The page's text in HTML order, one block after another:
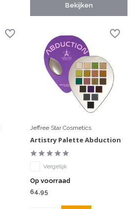
Bekijken
Jeffree Star Cosmetics
Artistry Palette Abduction
Vergelijk
Op voorraad
64,95